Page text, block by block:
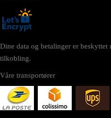
Dine data og betalinger er beskyttet
tilkobling.
Våre transportører